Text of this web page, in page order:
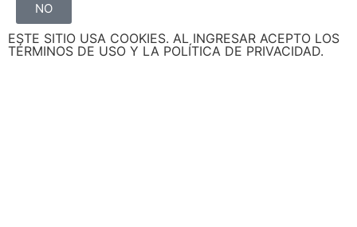
NO
ESTE SITIO USA COOKIES. AL INGRESAR ACEPTO LOS
TÉRMINOS DE USO Y LA POLÍTICA DE PRIVACIDAD.